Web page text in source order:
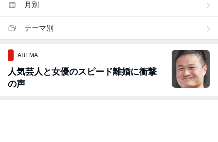
月別
テーマ別
ABEMA
人気芸人と女優のスピード離婚に衝撃
の声